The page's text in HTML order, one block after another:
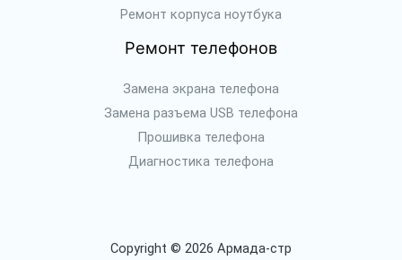
Ремонт корпуса ноутбука
Ремонт телефонов
Замена экрана телефона
Замена разъема USB телефона
Прошивка телефона
Диагностика телефона
Copyright © 2026 Армада-стр